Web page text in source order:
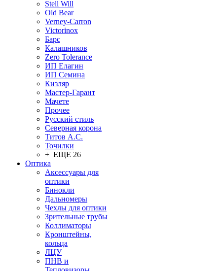
Stell Will
Old Bear
Verney-Carron
Victorinox
Барс
Калашников
Zero Tolerance
ИП Елагин
ИП Семина
Кизляр
Мастер-Гарант
Мачете
Прочее
Русский стиль
Северная корона
Титов А.С.
Точилки
+ ЕЩЕ 26
Оптика
Аксессуары для
оптики
Бинокли
Дальномеры
Чехлы для оптики
Зрительные трубы
Коллиматоры
Кронштейны,
кольца
ЛЦУ
ПНВ и